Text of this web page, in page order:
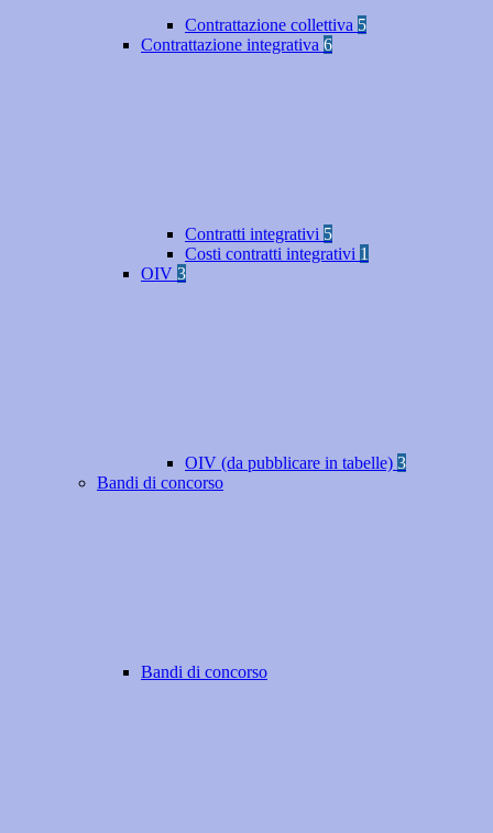
Contrattazione collettiva 5
Contrattazione integrativa 6
Contratti integrativi 5
Costi contratti integrativi 1
OIV 3
OIV (da pubblicare in tabelle) 3
Bandi di concorso
Bandi di concorso